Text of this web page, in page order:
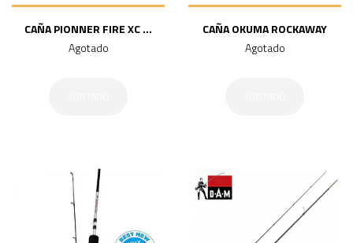
CAÑA PIONNER FIRE XC ...
Agotado
CAÑA OKUMA ROCKAWAY
Agotado